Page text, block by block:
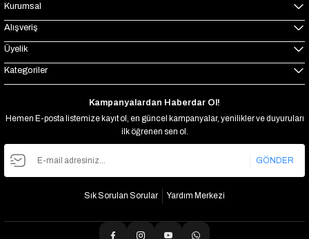
Kurumsal
Alışveriş
Üyelik
Kategoriler
Kampanyalardan Haberdar Ol!
Hemen E-posta listemize kayıt ol, en güncel kampanyalar, yenilikler ve duyuruları
ilk öğrenen sen ol.
GÖNDER
Sık Sorulan Sorular Yardım Merkezi